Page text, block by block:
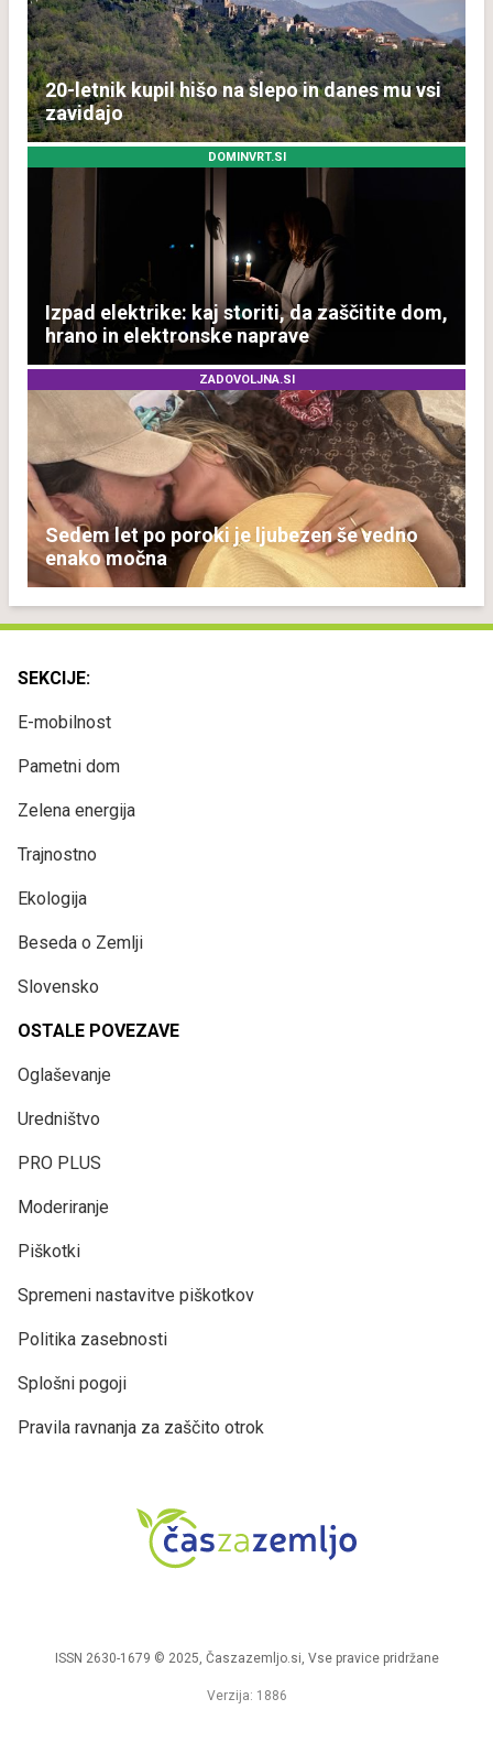
20-letnik kupil hišo na slepo in danes mu vsi
zavidajo
DOMINVRT.SI
Izpad elektrike: kaj storiti, da zaščitite dom,
hrano in elektronske naprave
ZADOVOLJNA.SI
Sedem let po poroki je ljubezen še vedno
enako močna
SEKCIJE:
E-mobilnost
Pametni dom
Zelena energija
Trajnostno
Ekologija
Beseda o Zemlji
Slovensko
OSTALE POVEZAVE
Oglaševanje
Uredništvo
PRO PLUS
Moderiranje
Piškotki
Spremeni nastavitve piškotkov
Politika zasebnosti
Splošni pogoji
Pravila ravnanja za zaščito otrok
ISSN 2630-1679 © 2025, Časzazemljo.si, Vse pravice pridržane
Verzija: 1886